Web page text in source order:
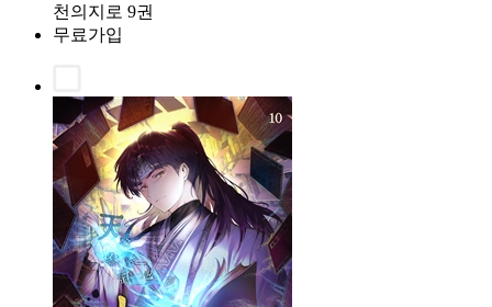
천의지로 9권
무료가입